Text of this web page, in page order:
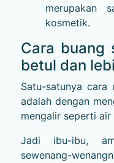
merupakan
kosmetik.
Cara buang
betul dan
Satu-satunya cara
adalah dengan
mengalir seperti air
Jadi ibu-ibu,
sewenang-